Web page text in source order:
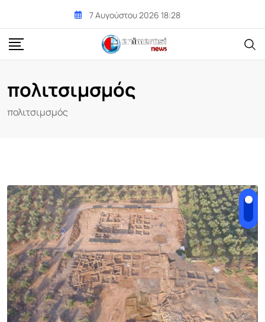
content
7 Αυγούστου 2026 18:28
πολιτσιμσμός
πολιτσιμσμός